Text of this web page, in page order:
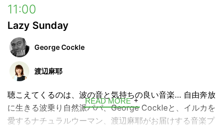
分の物語「Voyage」。
少し乾きかけたあなたの心に、好奇心という名の水分補
給。今日のあなたへinterfmから言葉の贈り物です。
ハッシュタグ →
---
■放送時間
月曜日〜金曜日 6:52 / 9:55 / 10:28
11:00
Lazy Sunday
George Cockle
渡辺麻耶
聴こえてくるのは、波の音と気持ちの良い音楽… 自由奔放
に生きる波乗り自然派パパ、George Cockleと、イルカを
愛するナチュラルウーマン、渡辺麻耶がお届けする音楽プ
READ MORE